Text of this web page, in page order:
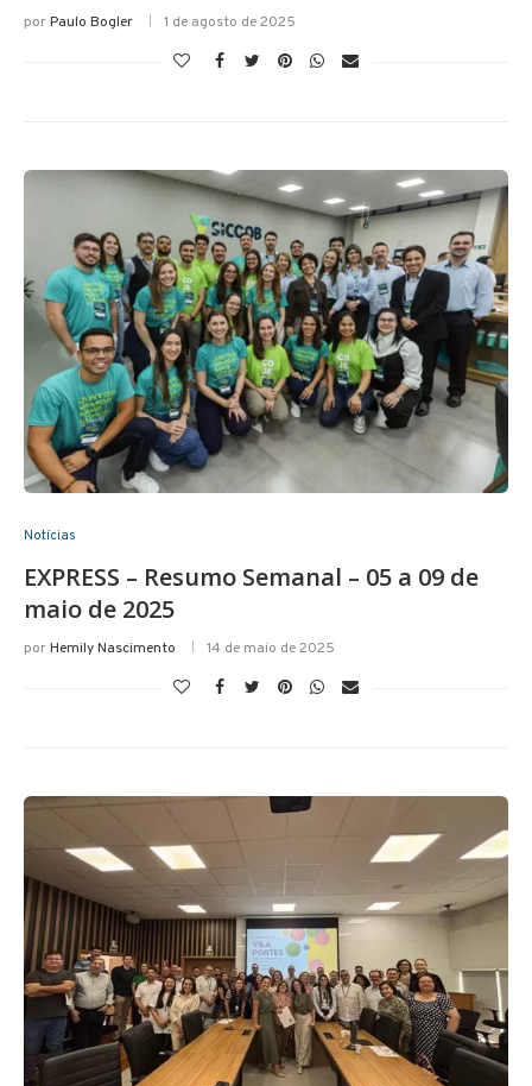
porPaulo Bogler 1 de agosto de 2025
Notícias
EXPRESS – Resumo Semanal – 05 a 09 de
maio de 2025
porHemily Nascimento 14 de maio de 2025